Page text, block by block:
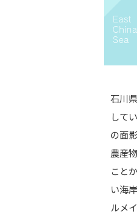
石川
して
の面
農産
こと
い海
ルメ